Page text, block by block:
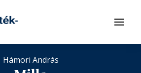
Menü
Hámori András